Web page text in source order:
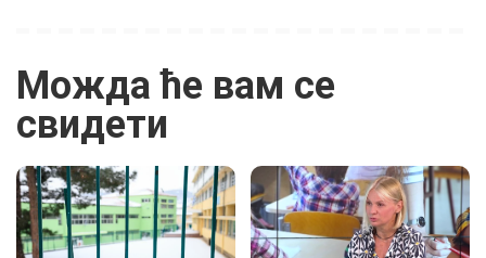
Можда ће вам се
свидети